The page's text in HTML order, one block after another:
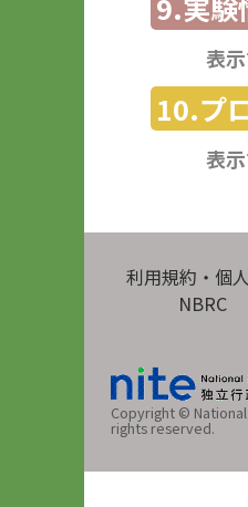
表
10.プ
表
利用規約・個
NBRC
Copyright ©
rights reserved.